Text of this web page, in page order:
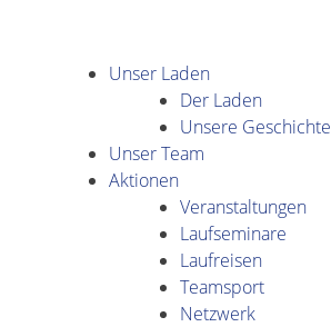
Unser Laden
Der Laden
Unsere Geschichte
Unser Team
Aktionen
Veranstaltungen
Laufseminare
Laufreisen
Teamsport
Netzwerk